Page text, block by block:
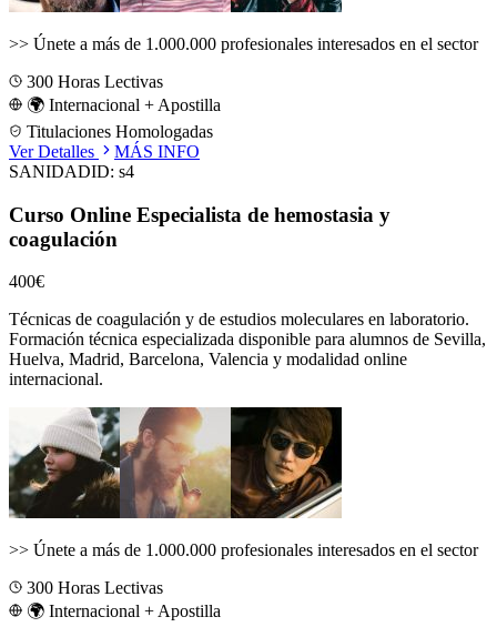
>> Únete a más de 1.000.000 profesionales interesados en el sector
300 Horas Lectivas
🌍 Internacional + Apostilla
Titulaciones Homologadas
Ver Detalles
MÁS INFO
SANIDADID: s4
Curso Online Especialista de hemostasia y
coagulación
400€
Técnicas de coagulación y de estudios moleculares en laboratorio.
Formación técnica especializada disponible para alumnos de Sevilla,
Huelva, Madrid, Barcelona, Valencia y modalidad online
internacional.
>> Únete a más de 1.000.000 profesionales interesados en el sector
300 Horas Lectivas
🌍 Internacional + Apostilla